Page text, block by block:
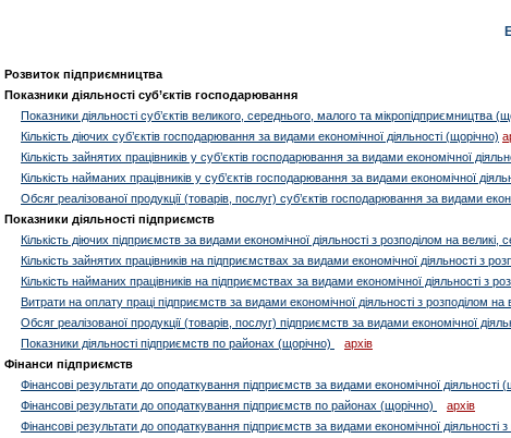
Розвиток підприємництва
Показники діяльності суб’єктів господарювання
Показники діяльності суб’єктів великого, середнього, малого та мікропідприємництва
Кількість діючих суб’єктів господарювання за видами економічної діяльності (щорічно)
Кількість зайнятих працівників у суб’єктів господарювання за видами економічної
Кількість найманих працівників у суб’єктів господарювання за видами економічної
Обсяг реалізованої продукції (товарів, послуг) суб’єктів господарювання за видами
Показники діяльності підприємств
Кількість діючих підприємств за видами економічної діяльності з розподілом на великі,
Кількість зайнятих працівників на підприємствах за видами економічної діяльності з
Кількість найманих працівників на підприємствах за видами економічної діяльності з
Витрати на оплату праці підприємств за видами економічної діяльності з розподілом
Обсяг реалізованої продукції (товарів, послуг) підприємств за видами економічної
Показники діяльності підприємств по районах (щорічно)
архів
Фінанси підприємств
Фінансові результати до оподаткування підприємств за видами економічної діяльності
Фінансові результати до оподаткування підприємств по районах (щорічно)
архів
Фінансові результати до оподаткування підприємств за видами економічної діяльності